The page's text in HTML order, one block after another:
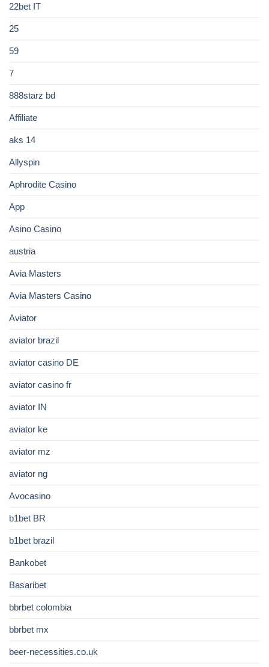
22bet IT
25
59
7
888starz bd
Affiliate
aks 14
Allyspin
Aphrodite Casino
App
Asino Casino
austria
Avia Masters
Avia Masters Casino
Aviator
aviator brazil
aviator casino DE
aviator casino fr
aviator IN
aviator ke
aviator mz
aviator ng
Avocasino
b1bet BR
b1bet brazil
Bankobet
Basaribet
bbrbet colombia
bbrbet mx
beer-necessities.co.uk